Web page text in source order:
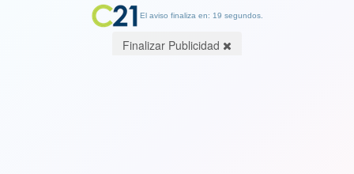
El aviso finaliza en: 19 segundos.
Finalizar Publicidad